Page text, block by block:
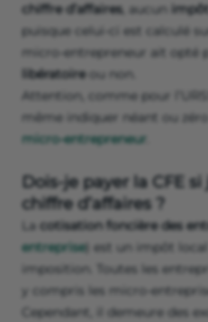
chiffre d’affaires, aucun
puisque celui-ci est calculé
micro-entrepreneur ait opté
libératoireou non.
Attention, comme pour
même indiquer néant ou
micro-entrepreneur
Dois-je payer la CFE
chiffre d’affaires ?
La cotisation foncière des
entreprise) est un impôt
imposition. Toutes les
y compris les micro-
Cependant, il demeure des